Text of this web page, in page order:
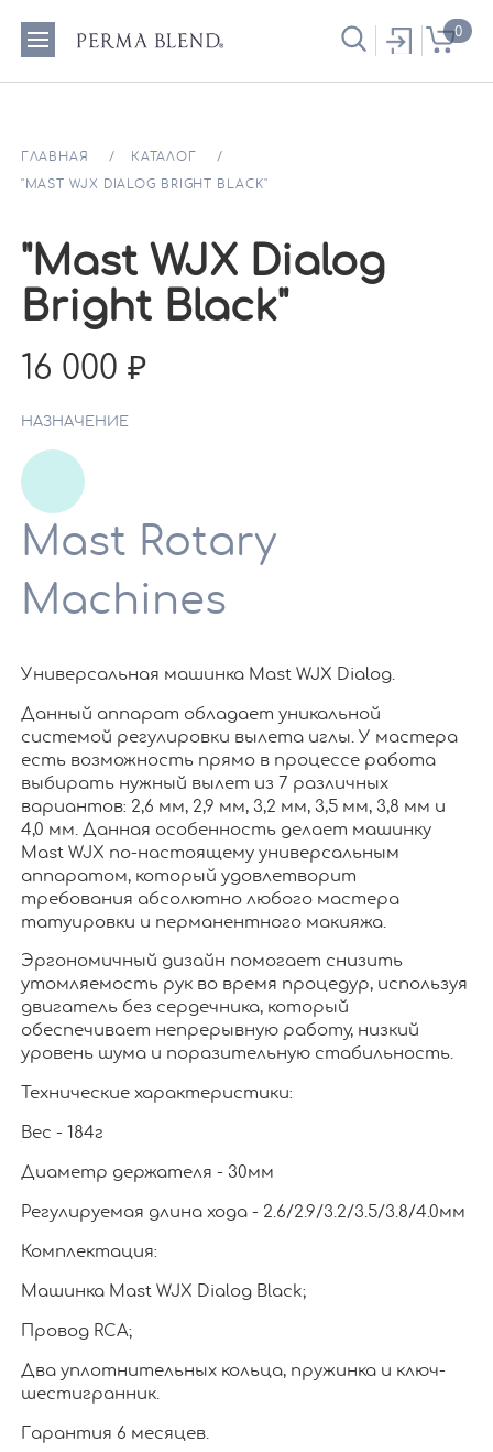
0
ГЛАВНАЯ КАТАЛОГ
"MAST WJX DIALOG BRIGHT BLACK"
"Mast WJX Dialog
Bright Black"
16 000
НАЗНАЧЕНИЕ
Mast Rotary
Machines
Универсальная машинка Mast WJX Dialog.
Данный аппарат обладает уникальной
системой регулировки вылета иглы. У мастера
есть возможность прямо в процессе работа
выбирать нужный вылет из 7 различных
вариантов: 2,6 мм, 2,9 мм, 3,2 мм, 3,5 мм, 3,8 мм и
4,0 мм. Данная особенность делает машинку
Mast WJX по-настоящему универсальным
аппаратом, который удовлетворит
требования абсолютно любого мастера
татуировки и перманентного макияжа.
Эргономичный дизайн помогает снизить
утомляемость рук во время процедур, используя
двигатель без сердечника, который
обеспечивает непрерывную работу, низкий
уровень шума и поразительную стабильность.
Технические характеристики:
Вес - 184г
Диаметр держателя - 30мм
Регулируемая длина хода - 2.6/2.9/3.2/3.5/3.8/4.0мм
Комплектация:
Машинка Mast WJX Dialog Black;
Провод RCA;
Два уплотнительных кольца, пружинка и ключ-
шестигранник.
Гарантия 6 месяцев.